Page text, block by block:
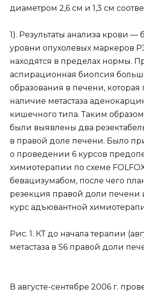
диаметром 2,6 см и 1,3 см
1). Результаты анализа крови —
уровни опухолевых маркеров
находятся в пределах нормы.
аспирационная биопсия
образования в печени,
наличие метастаза
кишечного типа. Таким
были выявлены два
в правой доле печени. Было
о проведении 6 курсов
химиотерапии по схеме
бевацизумабом, после чего
резекция правой доли печени
курс адъювантной
Рис. 1. КТ до начала терапии
метастаза в S6 правой доли
В августе-сентябре 2006 г.